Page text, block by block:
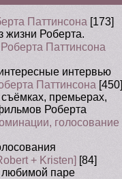
Паттинсона [173]
жизни Роберта.
Паттинсона
интервью
Паттинсона [450]
премьерах,
Роберта
голосование
+ Kristen] [84]
любимой паре